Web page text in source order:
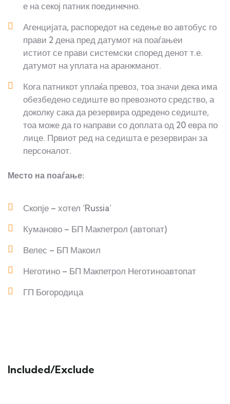
е на секој патник поединечно.
Агенцијата, распоредот на седење во автобус го
прави 2 дена пред датумот на поаѓањеи
истиот се прави системски според денот т.е.
датумот на уплата на аранжманот.
Кога патникот уплаќа превоз, тоа значи дека има
обезбедено седиште во превозното средство, а
доколку сака да резервира одредено седиште,
тоа може да го направи со доплата од 20 евра по
лице. Првиот ред на седишта е резервиран за
персоналот.
Место на поаѓање:
Скопје – хотел ‘Russia’
Куманово – БП Макпетрол (автопат)
Велес – БП Макоил
Неготино – БП Макпетрол Неготиноавтопат
ГП Богородица
Included/Exclude